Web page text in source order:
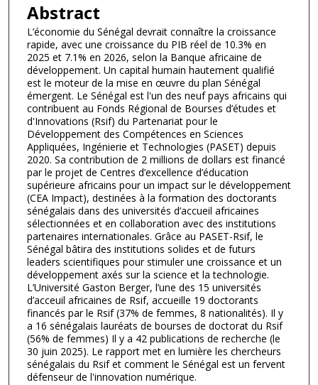
Abstract
L’économie du Sénégal devrait connaître la croissance
rapide, avec une croissance du PIB réel de 10.3% en
2025 et 7.1% en 2026, selon la Banque africaine de
développement. Un capital humain hautement qualifié
est le moteur de la mise en œuvre du plan Sénégal
émergent. Le Sénégal est l'un des neuf pays africains qui
contribuent au Fonds Régional de Bourses d’études et
d'Innovations (Rsif) du Partenariat pour le
Développement des Compétences en Sciences
Appliquées, Ingénierie et Technologies (PASET) depuis
2020. Sa contribution de 2 millions de dollars est financé
par le projet de Centres d’excellence d’éducation
supérieure africains pour un impact sur le développement
(CEA Impact), destinées à la formation des doctorants
sénégalais dans des universités d’accueil africaines
sélectionnées et en collaboration avec des institutions
partenaires internationales. Grâce au PASET-Rsif, le
Sénégal bâtira des institutions solides et de futurs
leaders scientifiques pour stimuler une croissance et un
développement axés sur la science et la technologie.
L’Université Gaston Berger, l’une des 15 universités
d’acceuil africaines de Rsif, accueille 19 doctorants
financés par le Rsif (37% de femmes, 8 nationalités). Il y
a 16 sénégalais lauréats de bourses de doctorat du Rsif
(56% de femmes) Il y a 42 publications de recherche (le
30 juin 2025). Le rapport met en lumière les chercheurs
sénégalais du Rsif et comment le Sénégal est un fervent
défenseur de l'innovation numérique.